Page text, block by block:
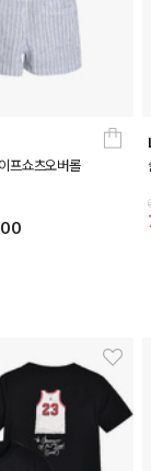
프쇼츠오버롤